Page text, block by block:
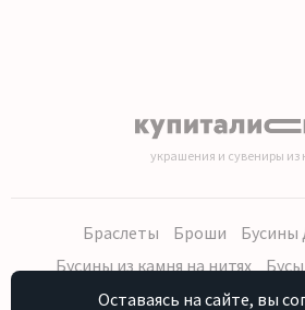
украшения и сувениры из
Браслеты Броши
Бусины
Бусины из камня на нитях
Бусы
Кольца, серьги
Кулоны Наборы
Оставаясь на сайте, вы